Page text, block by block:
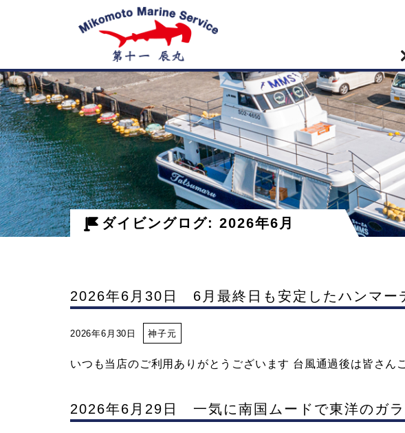
神
子
元
島
ダ
イ
ビ
ン
ダイビングログ: 2026年6月
2026年6月30日 6月最終日も安定したハンマー
2026年6月30日 神子元
いつも当店のご利用ありがとうございます 台風通過後は皆さん
2026年6月29日 一気に南国ムードで東洋のガ